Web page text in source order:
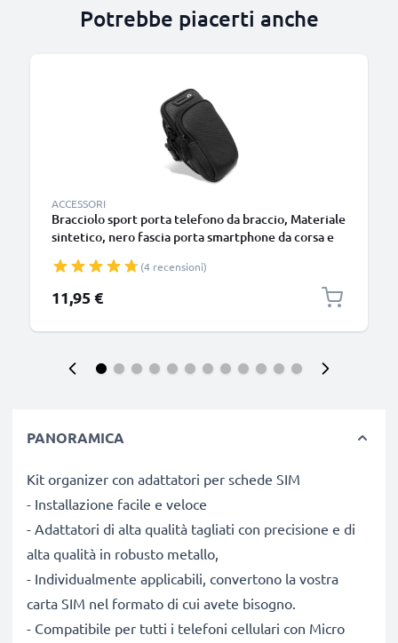
Potrebbe piacerti anche
ACCESSORI
Bracciolo sport porta telefono da braccio, Materiale
sintetico, nero fascia porta smartphone da corsa e
di uomo o donna, idrorepellente
(4 recensioni)
11,95 €
PANORAMICA
Kit organizer con adattatori per schede SIM
- Installazione facile e veloce
- Adattatori di alta qualità tagliati con precisione e di
alta qualità in robusto metallo,
- Individualmente applicabili, convertono la vostra
carta SIM nel formato di cui avete bisogno.
- Compatibile per tutti i telefoni cellulari con Micro